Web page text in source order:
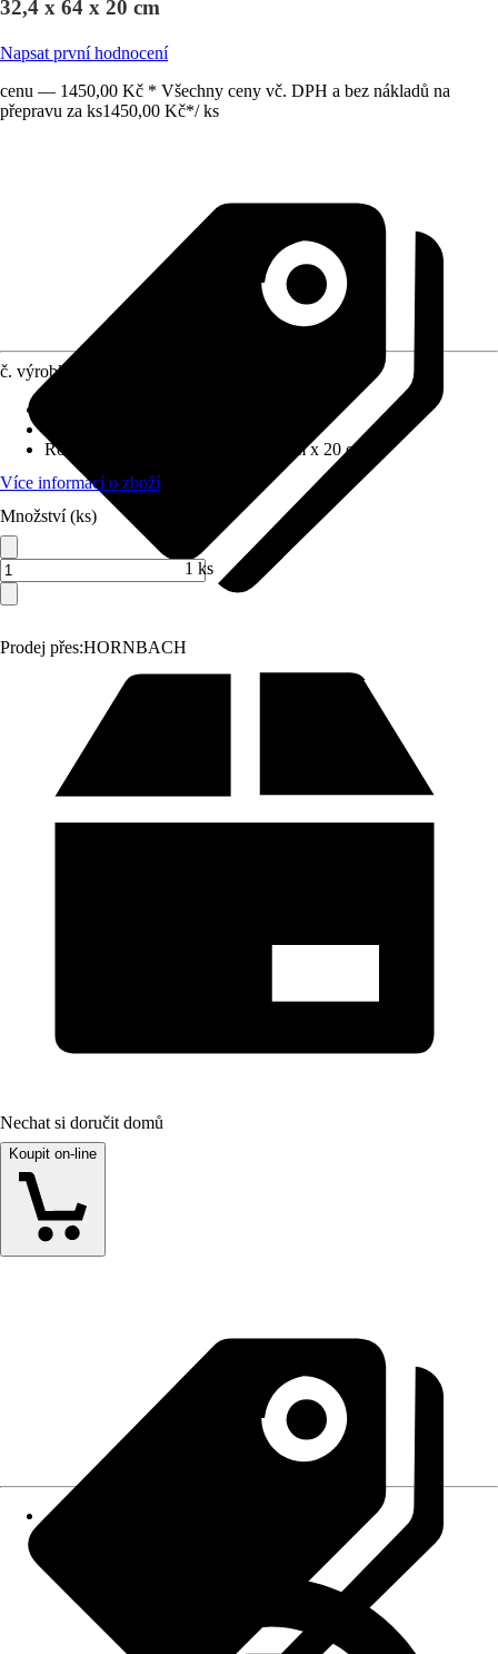
32,4 x 64 x 20 cm
Napsat první hodnocení
cenu — 1450,00 Kč * Všechny ceny vč. DPH a bez nákladů na
přepravu za ks1450,00 Kč*/ ks
Prodej přes:HORNBACH
č. výrobku
Rozměry (ŠxVxH)
32.4 cm x 64 cm x 20 cm
Více informací o zboží
Množství (ks)
1 ks
Nechat si doručit domů
Koupit on-line